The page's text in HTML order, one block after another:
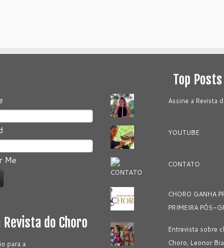
Me
do Choro
Top
Assine a Revista
YOUTUBE
CONTATO
CHORO GANHA
PRIMEIRA PÓS-
Entrevista sobre
Choro, Leonor